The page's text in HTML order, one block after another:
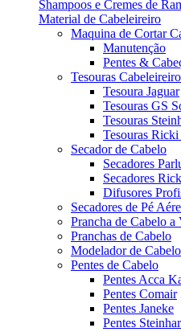
Shampoos e Cremes de
Material de Cabeleireiro
Maquina de Cortar
Manutenção
Pentes &
Tesouras Cabeleireiro
Tesoura Jaguar
Tesouras GS
Tesouras
Tesouras Ricki
Secador de Cabelo
Secadores
Secadores
Difusores
Secadores de Pé
Prancha de Cabelo a
Pranchas de Cabelo
Modelador de Cabelo
Pentes de Cabelo
Pentes Acca
Pentes Comair
Pentes Janeke
Pentes